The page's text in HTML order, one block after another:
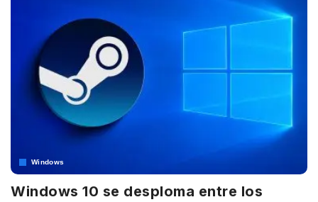
Windows
Windows 10 se desploma entre los